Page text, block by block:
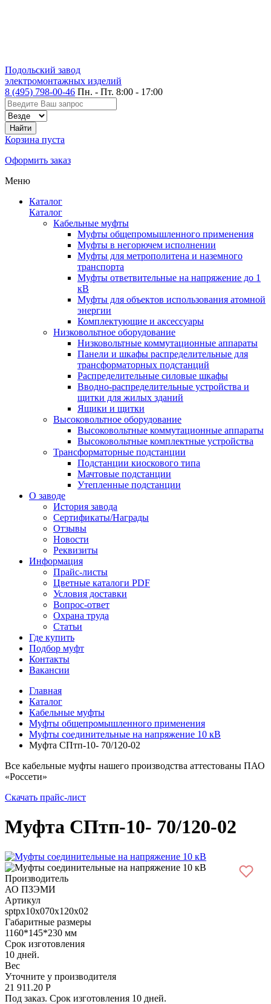
Подольский завод
электромонтажных изделий
8 (495) 798-00-46 Пн. - Пт. 8:00 - 17:00
Корзина пуста
Оформить заказ
Меню
Каталог
Каталог
Кабельные муфты
Муфты общепромышленного применения
Муфты в негорючем исполнении
Муфты для метрополитена и наземного
транспорта
Муфты ответвительные на напряжение до 1
кВ
Муфты для объектов использования атомной
энергии
Комплектующие и аксессуары
Низковольтное оборудование
Низковольтные коммутационные аппараты
Панели и шкафы распределительные для
трансформаторных подстанций
Распределительные силовые шкафы
Вводно-распределительные устройства и
щитки для жилых зданий
Ящики и щитки
Высоковольтное оборудование
Высоковольтные коммутационные аппараты
Высоковольтные комплектные устройства
Трансформаторные подстанции
Подстанции киоскового типа
Мачтовые подстанции
Утепленные подстанции
О заводе
История завода
Сертификаты/Награды
Отзывы
Новости
Реквизиты
Информация
Прайс-листы
Цветные каталоги PDF
Условия доставки
Вопрос-ответ
Охрана труда
Статьи
Где купить
Подбор муфт
Контакты
Вакансии
Главная
Каталог
Кабельные муфты
Муфты общепромышленного применения
Муфты соединительные на напряжение 10 кВ
Муфта СПтп-10- 70/120-02
Все кабельные муфты нашего производства аттестованы ПАО
«Россети»
Скачать прайс-лист
Муфта СПтп-10- 70/120-02
Производитель
АО ПЗЭМИ
Артикул
sptpx10x070x120x02
Габаритные размеры
1160*145*230 мм
Срок изготовления
10 дней.
Вес
Уточните у производителя
21 911.20 Р
Под заказ. Срок изготовления 10 дней.